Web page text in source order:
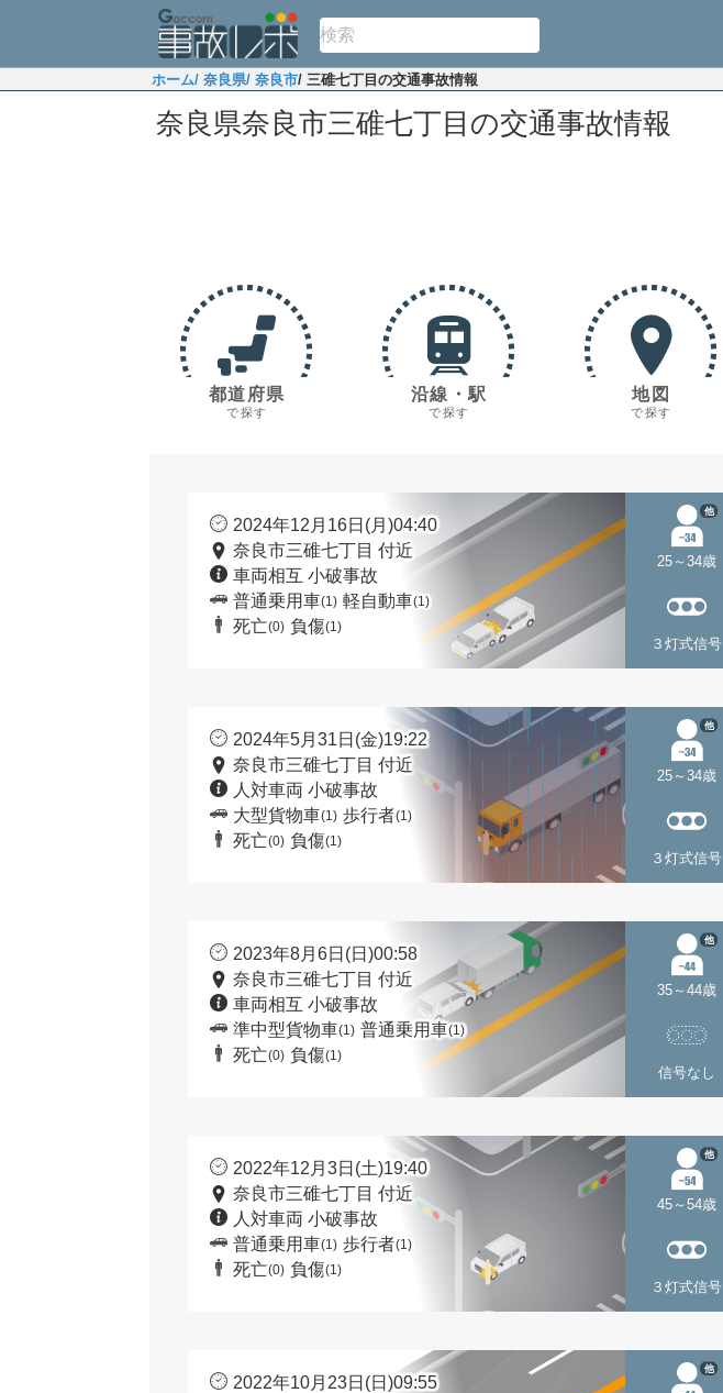
ホーム/ 奈良県/ 奈良市/ 三碓七丁目の交通事故情報
奈良県奈良市三碓七丁目の交通事故情報
都道府県
で探す
沿線・駅
で探す
地図
で探す
2024年12月16日(月)04:40
奈良市三碓七丁目 付近
車両相互 小破事故
普通乗用車(1) 軽自動車(1)
死亡(0) 負傷(1)
25～34歳
他
３灯式信号
2024年5月31日(金)19:22
奈良市三碓七丁目 付近
人対車両 小破事故
大型貨物車(1) 歩行者(1)
死亡(0) 負傷(1)
25～34歳
他
３灯式信号
2023年8月6日(日)00:58
奈良市三碓七丁目 付近
車両相互 小破事故
準中型貨物車(1) 普通乗用車(1)
死亡(0) 負傷(1)
35～44歳
他
信号なし
2022年12月3日(土)19:40
奈良市三碓七丁目 付近
人対車両 小破事故
普通乗用車(1) 歩行者(1)
死亡(0) 負傷(1)
45～54歳
他
３灯式信号
2022年10月23日(日)09:55
他